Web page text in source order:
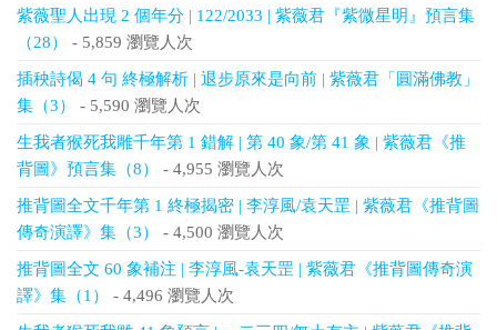
紫薇聖人出現 2 個年分 | 122/2033 | 紫薇君『紫微星明』預言集
（28）
- 5,859 瀏覽人次
插秧詩偈 4 句 終極解析 | 退步原來是向前 | 紫薇君「圓滿佛教」
集（3）
- 5,590 瀏覽人次
生我者猴死我雕千年第 1 錯解 | 第 40 象/第 41 象 | 紫薇君《推
背圖》預言集（8）
- 4,955 瀏覽人次
推背圖全文千年第 1 終極揭密 | 李淳風/袁天罡 | 紫薇君《推背圖
傳奇演譯》集（3）
- 4,500 瀏覽人次
推背圖全文 60 象補注 | 李淳風-袁天罡 | 紫薇君《推背圖傳奇演
譯》集（1）
- 4,496 瀏覽人次